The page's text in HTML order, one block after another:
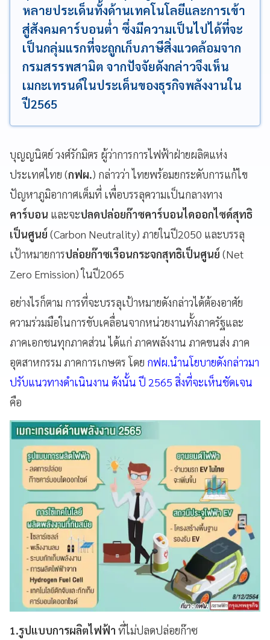
หลายประเด็นทั้งด้านเทคโนโลยีและการเข้า
สู่สังคมคาร์บอนต่ำ ซึ่งมีความเป็นไปได้ที่จะ
เป็นกลุ่มแรกที่จะถูกเก็บภาษีสิ่งแวดล้อมจาก
กรมสรรพสามิต จากปัจจัยดังกล่าวจึงเห็น
เมกะเทรนด์ในประเด็นของธุรกิจพลังงานใน
ปี2565
บุญญนิตย์ วงศ์รักมิตร ผู้ว่าการการไฟฟ้าฝ่ายผลิตแห่ง
ประเทศไทย (กฟผ.) กล่าวว่า ไทยพร้อมยกระดับการแก้ไข
ปัญหาภูมิอากาศเต็มที่ เพื่อบรรลุความเป็นกลางทาง
คาร์บอน และจะปลดปล่อยก๊าซคาร์บอนไดออกไซด์สุทธิ
เป็นศูนย์ (Carbon Neutrality) ภายในปี2050 และบรรลุ
เป้าหมายการปล่อยก๊าซเรือนกระจกสุทธิเป็นศูนย์ (Net
Zero Emission) ในปี2065
อย่างไรก็ตาม การที่จะบรรลุเป้าหมายดังกล่าวได้ต้องอาศัย
ความร่วมมือในการขับเคลื่อนจากหน่วยงานทั้งภาครัฐและ
ภาคเอกชนทุกภาคส่วน ได้แก่ ภาคพลังงาน ภาคขนส่ง ภาค
อุตสาหกรรม ภาคการเกษตร โดย กฟผ.นำนโยบายดังกล่าวมา
ปรับแนวทางดำเนินงาน ดังนั้น ปี 2565 สิ่งที่จะเห็นชัดเจน
คือ
1.รูปแบบการผลิตไฟฟ้า ที่ไม่ปลดปล่อยก๊าซ